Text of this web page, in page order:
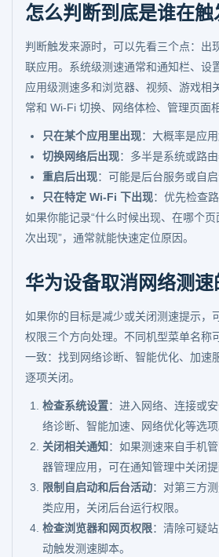
怎么判断到底是谁在触
判断触发来源时，可以先看三个点：出
联应用。系统级测速通常和通知栏、设
应用级测速多和浏览器、视频、游戏相
常和 Wi-Fi 切换、网络体检、管理页面相
只在某个应用里出现：大概率是应用
切换网络后出现：多半是系统或路由
重启后出现：可能是后台服务或自启
只在特定 Wi-Fi 下出现：优先检查
如果你能记录“什么时候出现、在哪个
次出现”，通常就能快速定位原因。
华为设备取消网络测
如果你的目标是减少或关闭测速提示，
权限三个方向处理。不同机型菜单名称
一致：找到网络诊断、智能优化、加速
逐项关闭。
检查系统设置：进入网络、连接或
络诊断、智能加速、网络优化等选项
关闭相关通知 ：如果测速来自手机
器管理应用，可在通知管理中关闭提
限制自启动和后台活动：对第三方
类应用，关闭后台运行权限。
检查浏览器和网页权限：清除可疑
动触发测速脚本。